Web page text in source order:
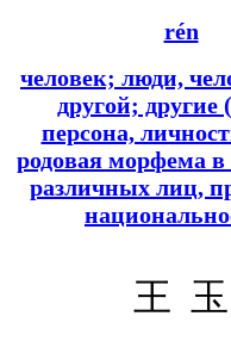
rén
человек; люди,
другой; другие
персона,
родовая морфема в
различных лиц,
王 玉